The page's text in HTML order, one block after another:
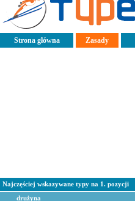
Strona główna Zasady
Najczęściej wskazywane typy na 1. pozycji
drużyna